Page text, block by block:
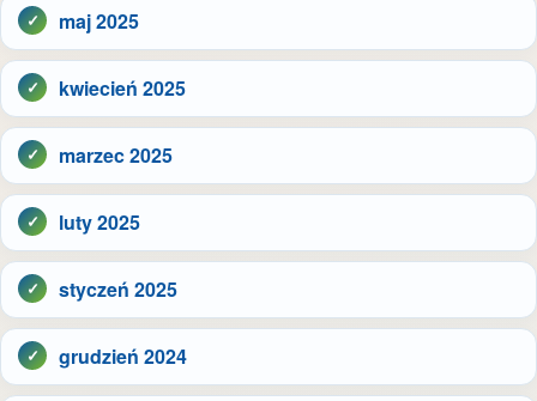
maj 2025
kwiecień 2025
marzec 2025
luty 2025
styczeń 2025
grudzień 2024